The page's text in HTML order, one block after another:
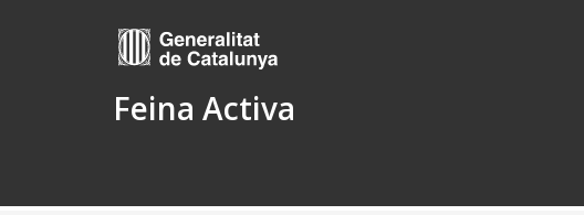
Feina Activa